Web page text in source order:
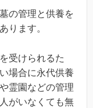
の管理と供養を
ります。
受けられるた
場合に永代供養
霊園などの管理
がいなくても無